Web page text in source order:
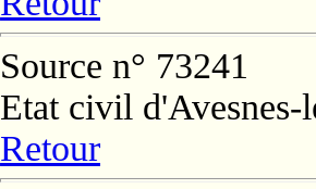
Source n° 73241
Etat civil d'Avesnes-
Retour